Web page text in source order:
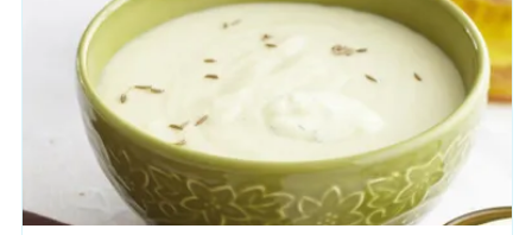
луком и потом вместе со сливками добавляют в бульон.